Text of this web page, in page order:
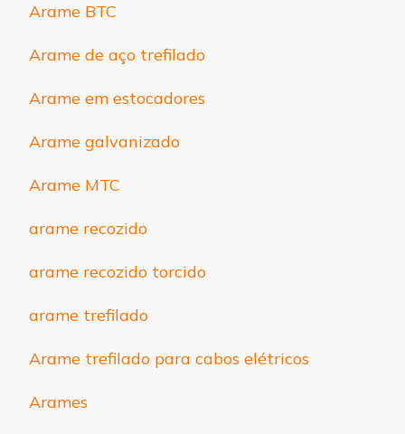
Arame BTC
Arame de aço trefilado
Arame em estocadores
Arame galvanizado
Arame MTC
arame recozido
arame recozido torcido
arame trefilado
Arame trefilado para cabos elétricos
Arames